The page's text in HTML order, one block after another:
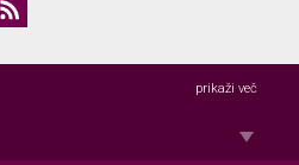
prikaži več